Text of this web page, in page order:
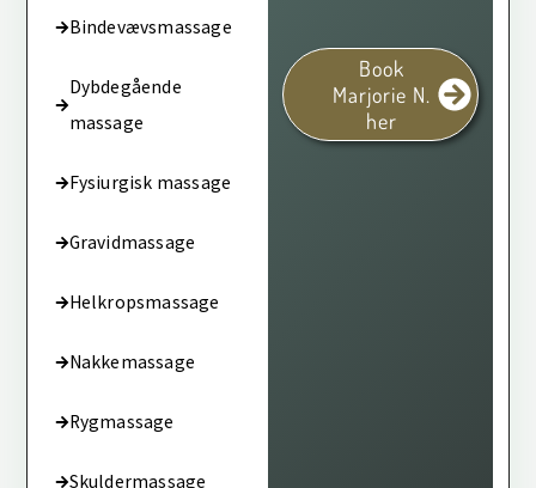
Bindevævsmassage
Dybdegående
massage
Fysiurgisk massage
Gravidmassage
Helkropsmassage
Nakkemassage
Rygmassage
Skuldermassage
Book
Marjorie N.
her